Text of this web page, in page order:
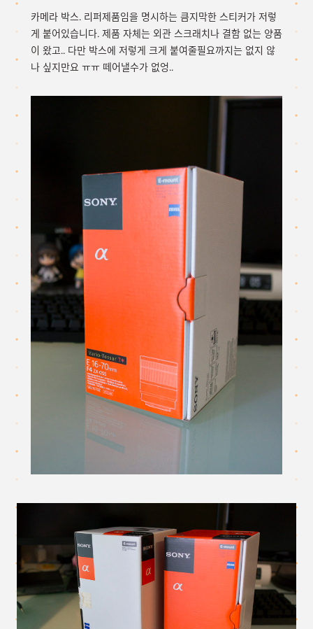
카메라 박스. 리퍼제품임을 명시하는 큼지막한 스티커가 저렇
게 붙어있습니다. 제품 자체는 외관 스크래치나 결함 없는 양품
이 왔고.. 다만 박스에 저렇게 크게 붙여줄필요까지는 없지 않
나 싶지만요 ㅠㅠ 떼어낼수가 없엉..